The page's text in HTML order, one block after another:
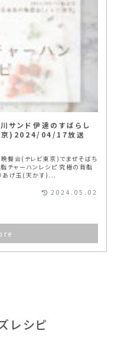
サンド伊達のすばらし
京)2024/04/17放送
餐会(テレビ東京)でまぜそばち
チャーハンレシピ 究極の背脂
あげ玉(天かす)...
2024.05.02
レシピ